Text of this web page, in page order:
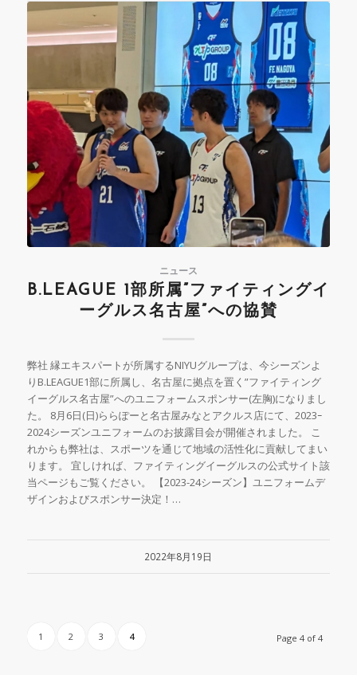
ニュース
B.LEAGUE 1部所属”ファイティングイ
ーグルス名古屋”への協賛
弊社 縁エキスパートが所属するNIYUグループは、今シーズンよ
りB.LEAGUE1部に所属し、名古屋に拠点を置く”ファイティング
イーグルス名古屋”へのユニフォームスポンサー(左胸)になりまし
た。 8月6日(日)ららぽーと名古屋みなとアクルス店にて、2023ｰ
2024シーズンユニフォームのお披露目会が開催されました。 こ
れからも弊社は、スポーツを通じて地域の活性化に貢献してまい
ります。 宜しければ、ファイティングイーグルスの公式サイト該
当ページもご覧ください。 【2023-24シーズン】ユニフォームデ
ザインおよびスポンサー決定！…
2022年8月19日
Page 4 of 4
1 2 3 4